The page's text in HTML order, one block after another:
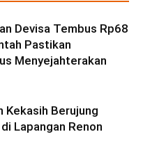
Devisa Tembus Rp68
Pastikan
Menyejahterakan
Kekasih Berujung
Lapangan Renon